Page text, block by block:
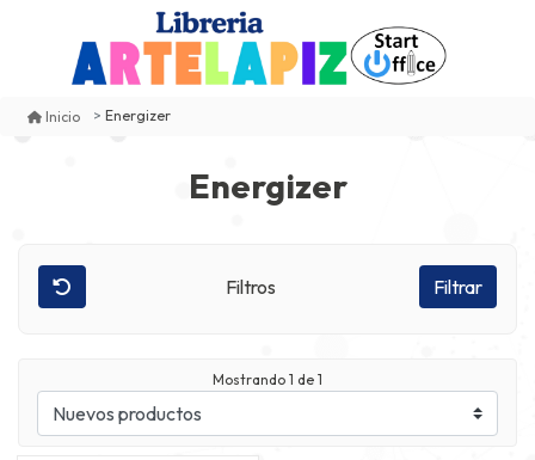
Inicio Energizer
Energizer
Filtros Filtrar
Mostrando 1 de 1